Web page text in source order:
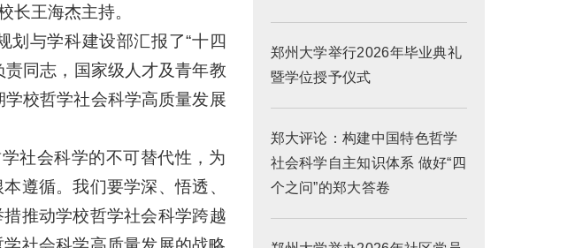
长王海杰主持。
与学科建设部汇报了“十四
同志，国家级人才及青年教
学校哲学社会科学高质量发展
社会科学的不可替代性，为
遵循。我们要学深、悟透、
推动学校哲学社会科学跨越
郑州大学举行2026年毕业典礼
暨学位授予仪式
郑大评论：构建中国特色哲学
社会科学自主知识体系 做好“四
个之问”的郑大答卷